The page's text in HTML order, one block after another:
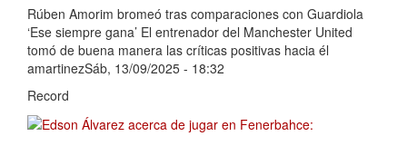
Rúben Amorim bromeó tras comparaciones con Guardiola
‘Ese siempre gana’ El entrenador del Manchester United
tomó de buena manera las críticas positivas hacia él
amartinezSáb, 13/09/2025 - 18:32
Record